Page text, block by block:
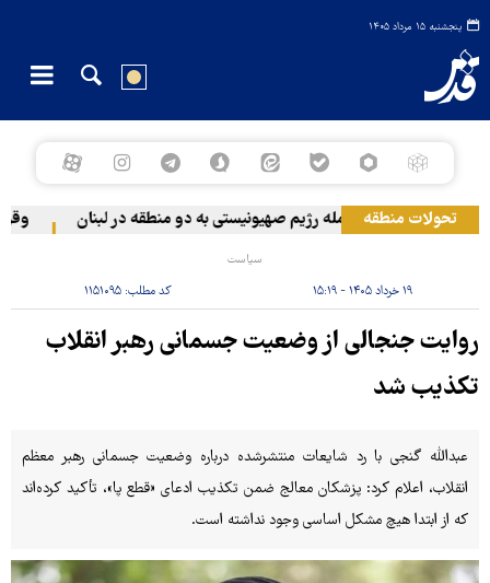
پنجشنبه ۱۵ مرداد ۱۴۰۵
تحولات منطقهحمله رژیم صهیونیستی به دو منطقه در لبنان
سیاست
۱۹ خرداد ۱۴۰۵ - ۱۵:۱۹ کد مطلب: ۱۱۵۱۰۹۵
روایت جنجالی از وضعیت جسمانی رهبر انقلاب
تکذیب شد
عبدالله گنجی با رد شایعات منتشرشده درباره وضعیت جسمانی رهبر معظم
انقلاب، اعلام کرد: پزشکان معالج ضمن تکذیب ادعای «قطع پا»، تأکید کرده‌اند
که از ابتدا هیچ مشکل اساسی وجود نداشته است.